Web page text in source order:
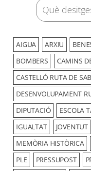
AIGUA ARXIU
BOMBERS
CAMINS
CASTELLÓ RUTA DE
DESENVOLUPAMENT
DIPUTACIÓ
ESCOLA
IGUALTAT
JOVENTUT
MEMÒRIA HISTÒRICA
PLE
PRESSUPOST